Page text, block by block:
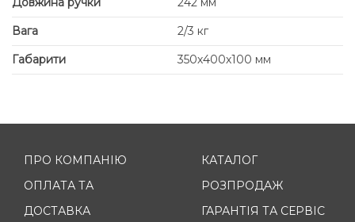
Вага
2/3 кг
Габарити
350х400х100 мм
ПРО КОМПАНІЮ
ОПЛАТА ТА
ДОСТАВКА
КАТАЛОГ
РОЗПРОДАЖ
ГАРАНТІЯ ТА СЕРВІС